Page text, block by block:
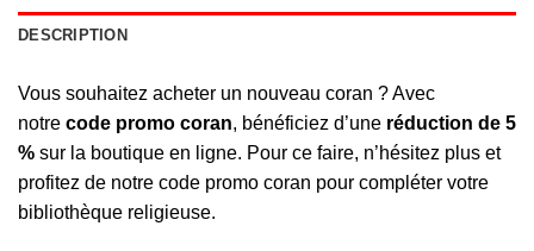
DESCRIPTION
Vous souhaitez acheter un nouveau coran ? Avec
notre code promo coran, bénéficiez d’une réduction de 5
% sur la boutique en ligne. Pour ce faire, n’hésitez plus et
profitez de notre code promo coran pour compléter votre
bibliothèque religieuse.